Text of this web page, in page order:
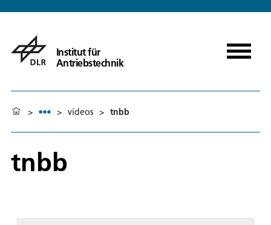
Institut für
Antriebstechnik
> > videos > tnbb
tnbb